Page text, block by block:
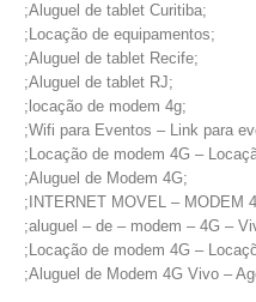
;Aluguel de tablet Curitiba;
;Locação de equipamentos;
;Aluguel de tablet Recife;
;Aluguel de tablet RJ;
;locação de modem 4g;
;Wifi para Eventos – Link para
;Locação de modem 4G –
;Aluguel de Modem 4G;
;INTERNET MOVEL – MODEM
;aluguel – de – modem – 4G –
;Locação de modem 4G –
;Aluguel de Modem 4G Vivo –